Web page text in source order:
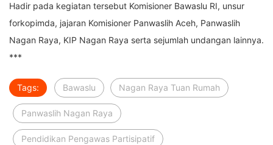
Hadir pada kegiatan tersebut Komisioner Bawaslu RI, unsur
forkopimda, jajaran Komisioner Panwaslih Aceh, Panwaslih
Nagan Raya, KIP Nagan Raya serta sejumlah undangan lainnya.
***
Tags: Bawaslu Nagan Raya Tuan Rumah
Panwaslih Nagan Raya
Pendidikan Pengawas Partisipatif